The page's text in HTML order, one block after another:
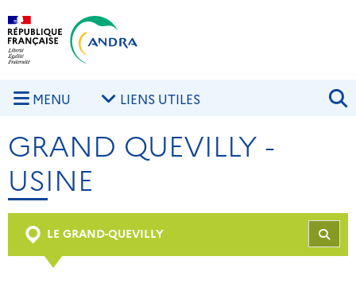
Aller au contenu principal
MENU LIENS UTILES
GRAND QUEVILLY -
USINE
LE GRAND-QUEVILLY